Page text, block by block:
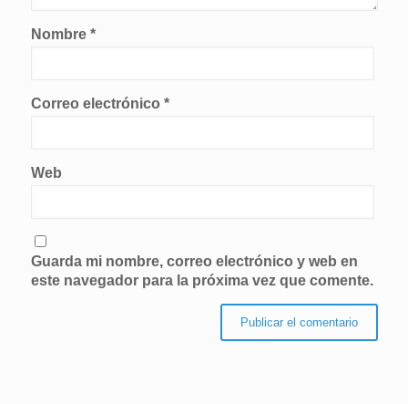
Nombre *
Correo electrónico *
Web
Guarda mi nombre, correo electrónico y web en
este navegador para la próxima vez que comente.